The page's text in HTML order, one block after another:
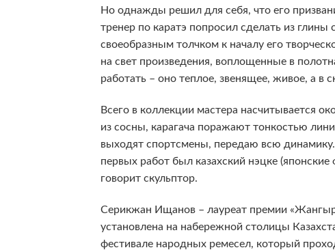
Но однажды решил для себя, что его
тренер по каратэ попросил сделать из
своеобразным толчком к началу его
на свет произведения, воплощенные в
работать – оно теплое, звенящее, живое, а в
Всего в коллекции мастера насчитывается
из сосны, карагача поражают тонкостью
выходят спортсмены, передаю всю
первых работ был казахский нэцке
говорит скульптор.
Серикжан Ищанов – лауреат премии
установлена на набережной столицы
фестивале народных ремесел, который